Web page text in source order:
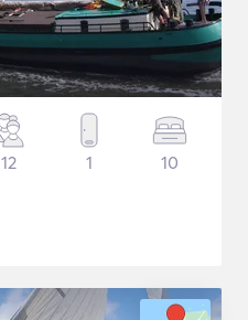
12 1 10